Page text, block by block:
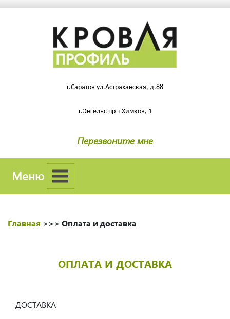
г.Саратов ул.Астраханская, д.88
г.Энгельс пр-т Химков, 1
Перезвоните мне
Меню
Главная >>> Оплата и доставка
ОПЛАТА И ДОСТАВКА
ДОСТАВКА